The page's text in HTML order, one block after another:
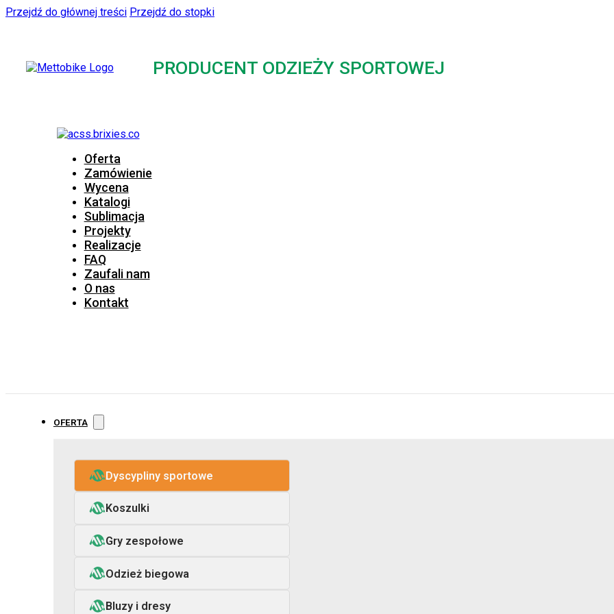
Przejdź do głównej treści Przejdź do stopki
PRODUCENT ODZIEŻY SPORTOWEJ
Oferta
Zamówienie
Wycena
Katalogi
Sublimacja
Projekty
Realizacje
FAQ
Zaufali nam
O nas
Kontakt
OFERTA
Dyscypliny sportowe
Koszulki
Gry zespołowe
Odzież biegowa
Bluzy i dresy